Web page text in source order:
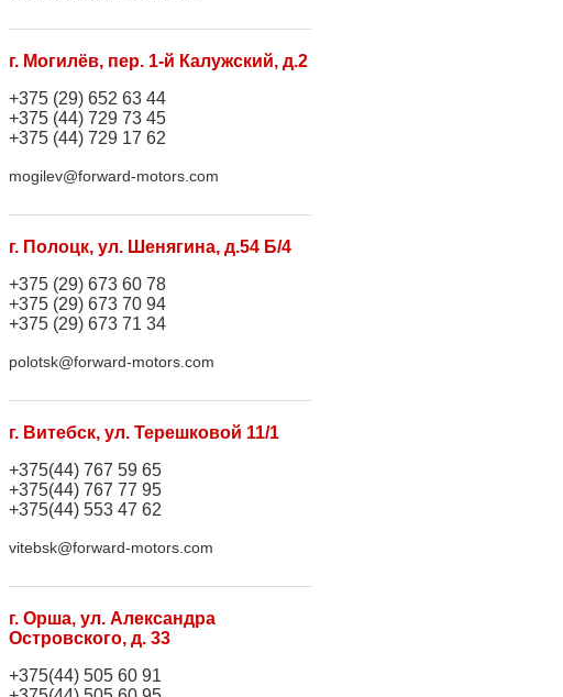
г. Могилёв, пер. 1-й Калужский, д.2
+375 (29) 652 63 44
+375 (44) 729 73 45
+375 (44) 729 17 62
mogilev@forward-motors.com
г. Полоцк, ул. Шенягина, д.54 Б/4
+375 (29) 673 60 78
+375 (29) 673 70 94
+375 (29) 673 71 34
polotsk@forward-motors.com
г. Витебск, ул. Терешковой 11/1
+375(44) 767 59 65
+375(44) 767 77 95
+375(44) 553 47 62
vitebsk@forward-motors.com
г. Орша, ул. Александра
Островского, д. 33
+375(44) 505 60 91